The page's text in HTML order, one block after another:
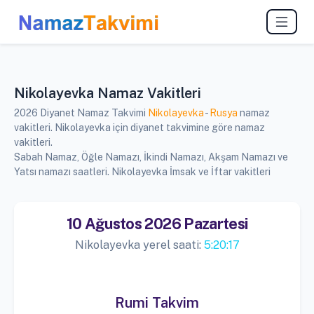
Nikolayevka Namaz Vakitleri
2026 Diyanet Namaz Takvimi Nikolayevka- Rusya namaz
vakitleri. Nikolayevka için diyanet takvimine göre namaz
vakitleri.
Sabah Namaz, Öğle Namazı, İkindi Namazı, Akşam Namazı ve
Yatsı namazı saatleri. Nikolayevka İmsak ve İftar vakitleri
10 Ağustos 2026 Pazartesi
Nikolayevka yerel saati: 5:20:17
Rumi Takvim